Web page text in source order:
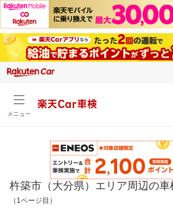
メニュー
楽天Car車検
杵築市（大分県）エリア周辺の車
（1ページ目）